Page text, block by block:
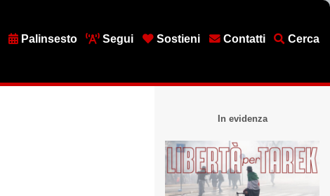
Palinsesto Segui Sostieni Contatti Cerca
In evidenza